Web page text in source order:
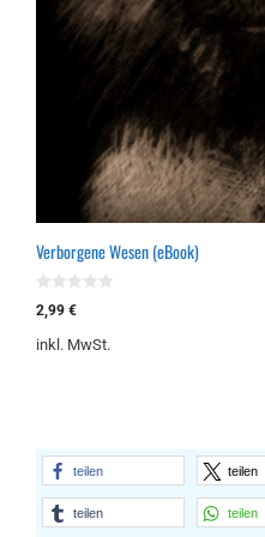
Verborgene Wesen (eBook)
0
v
n
2,99 €
inkl. MwSt.
teilen teilen
teilen teilen